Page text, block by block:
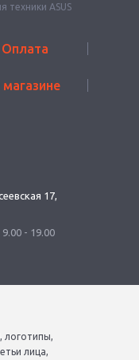
техники ASUS
Оплата
17,
9.00 - 19.00
логотипы,
лица,